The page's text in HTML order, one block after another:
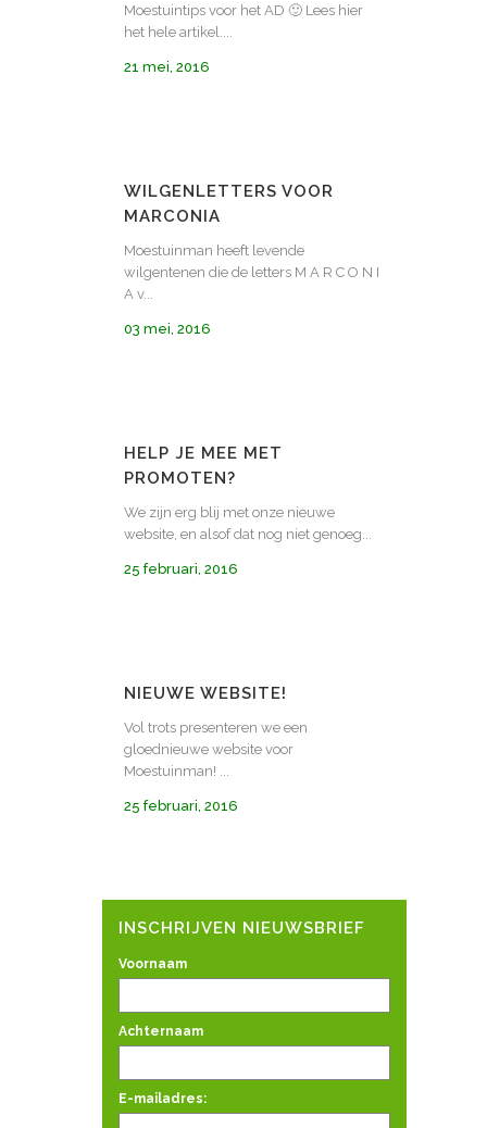
Moestuintips voor het AD 🙂 Lees hier
het hele artikel....
21 mei, 2016
WILGENLETTERS VOOR
MARCONIA
Moestuinman heeft levende
wilgentenen die de letters M A R C O N I
A v...
03 mei, 2016
HELP JE MEE MET
PROMOTEN?
We zijn erg blij met onze nieuwe
website, en alsof dat nog niet genoeg...
25 februari, 2016
NIEUWE WEBSITE!
Vol trots presenteren we een
gloednieuwe website voor
Moestuinman! ...
25 februari, 2016
INSCHRIJVEN NIEUWSBRIEF
Voornaam
Achternaam
E-mailadres: